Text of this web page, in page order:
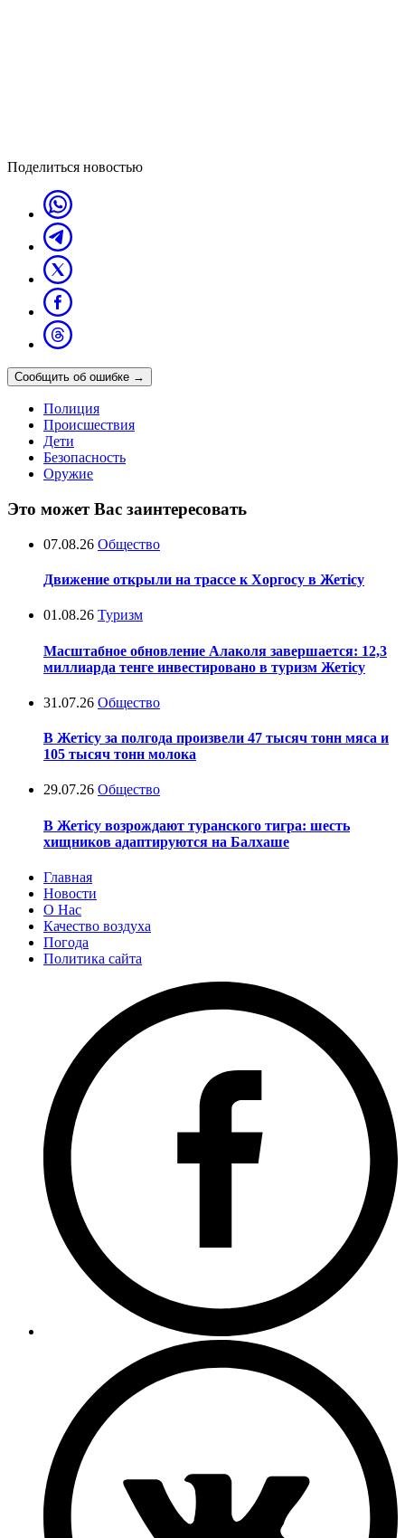
Поделиться новостью
Сообщить об ошибке →
Полиция
Происшествия
Дети
Безопасность
Оружие
Это может Вас заинтересовать
07.08.26 Общество
Движение открыли на трассе к Хоргосу в Жетісу
01.08.26 Туризм
Масштабное обновление Алаколя завершается: 12,3
миллиарда тенге инвестировано в туризм Жетісу
31.07.26 Общество
В Жетісу за полгода произвели 47 тысяч тонн мяса и
105 тысяч тонн молока
29.07.26 Общество
В Жетісу возрождают туранского тигра: шесть
хищников адаптируются на Балхаше
Главная
Новости
О Нас
Качество воздуха
Погода
Политика сайта